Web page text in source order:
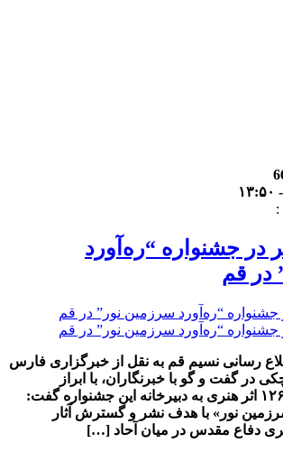
:
۱۲۶ اثر در جشنواره “ره‌آورد
در قم
رسانی نسیم قم به نقل از خبرگزاری فارس
در گفت و گو با خبرنگاران، با ابراز
خرسندی از ارسال ۱۲۶ اثر هنری به دبیرخانه این جشنواره گفت:
نور» با هدف نشر و گسترش آثار
دفاع مقدس در میان آحاد […]